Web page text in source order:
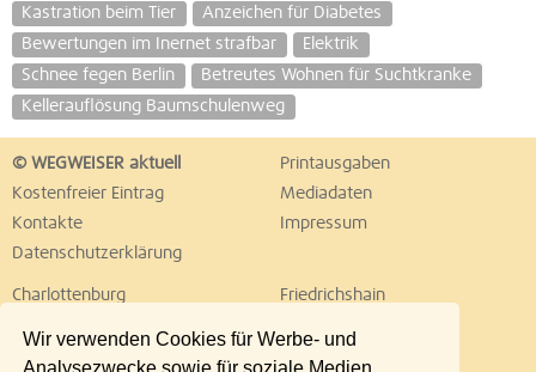
Wir verwenden Cookies für Werbe- und
Analysezwecke sowie für soziale Medien.
Kastration beim Tier
Anzeichen für Diabetes
Bewertungen im Inernet strafbar
Elektrik
Schnee fegen Berlin
Betreutes Wohnen für Suchtkranke
Kellerauflösung Baumschulenweg
© WEGWEISER aktuell
Printausgaben
Kostenfreier Eintrag
Mediadaten
Kontakte
Impressum
Datenschutzerklärung
Charlottenburg
Friedrichshain